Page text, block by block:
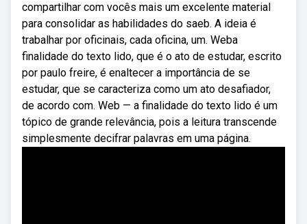
compartilhar com vocês mais um excelente material
para consolidar as habilidades do saeb. A ideia é
trabalhar por oficinais, cada oficina, um. Weba
finalidade do texto lido, que é o ato de estudar, escrito
por paulo freire, é enaltecer a importância de se
estudar, que se caracteriza como um ato desafiador,
de acordo com. Web — a finalidade do texto lido é um
tópico de grande relevância, pois a leitura transcende
simplesmente decifrar palavras em uma página.